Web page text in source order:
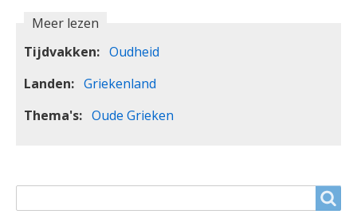
Meer lezen
Tijdvakken
Oudheid
Landen
Griekenland
Thema's
Oude Grieken